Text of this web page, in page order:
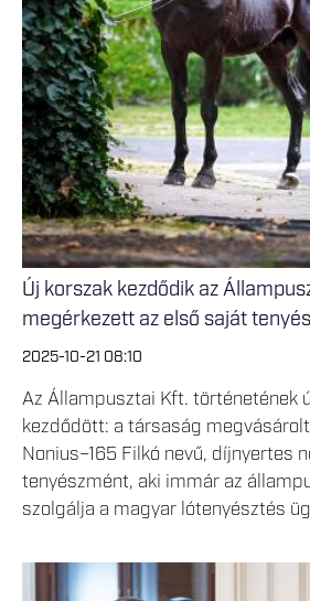
Új korszak kezdődik az
megérkezett az első saját
2025-10-21 08:10
Az Állampusztai Kft. történetének
kezdődött: a társaság
Nonius–165 Filkó nevű, díjnyertes
tenyészmént, aki immár az
szolgálja a magyar lótenyésztés